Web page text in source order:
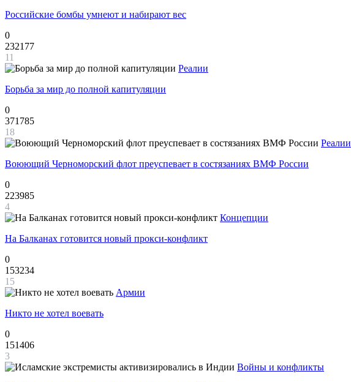
Российские бомбы умнеют и набирают вес
0
232177
11
Реалии
Борьба за мир до полной капитуляции
0
371785
18
Реалии
Воюющий Черноморский флот преуспевает в состязаниях ВМФ России
0
223985
4
Концепции
На Балканах готовится новый прокси-конфликт
0
153234
15
Армии
Никто не хотел воевать
0
151406
3
Войны и конфликты